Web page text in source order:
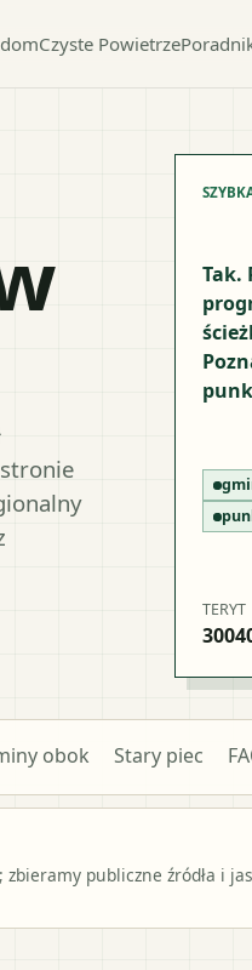
Czyste Powietrze
Tak.
TERYT
obok Stary piec
publiczne źródła i